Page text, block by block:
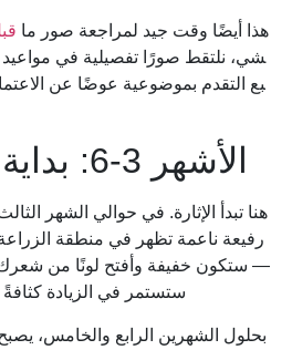
هذا أيضًا وقت جيد لمراجعة صور ما
شي، نلتقط صورًا تفصيلية في مواعيد
بع التقدم بموضوعية عوضًا عن
الأشهر 3-6: بداية النمو الجديد
هنا تبدأ الإثارة. في حوالي الشهر
رفيعة ناعمة تظهر في منطقة
— ستكون خفيفة وأفتح لونًا من شعرك
ستستمر في الزيادة
بحلول الشهرين الرابع والخامس،